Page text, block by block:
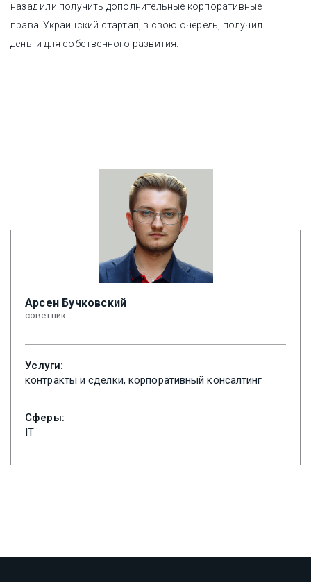
назад или получить дополнительные корпоративные
права. Украинский стартап, в свою очередь, получил
деньги для собственного развития.
Арсен Бучковский
советник
Услуги:
контракты и сделки, корпоративный консалтинг
Сферы:
IT